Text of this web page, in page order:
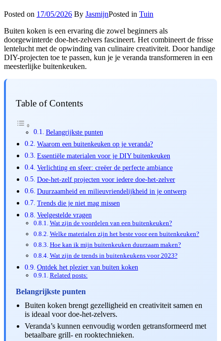
Posted on 17/05/2026 By JasmijnPosted in Tuin
Buiten koken is een ervaring die zowel beginners als
doorgewinterde doe-het-zelvers fascineert. Het combineert de frisse
lentelucht met de opwinding van culinaire creativiteit. Door handige
DIY-projecten toe te passen, kun je je veranda transformeren in een
meesterlijke buitenkeuken.
Table of Contents
Belangrijkste punten
Waarom een buitenkeuken op je veranda?
Essentiële materialen voor je DIY buitenkeuken
Verlichting en sfeer: creëer de perfecte ambiance
Doe-het-zelf projecten voor iedere doe-het-zelver
Duurzaamheid en milieuvriendelijkheid in je ontwerp
Trends die je niet mag missen
Veelgestelde vragen
Wat zijn de voordelen van een buitenkeuken?
Welke materialen zijn het beste voor een buitenkeuken?
Hoe kan ik mijn buitenkeuken duurzaam maken?
Wat zijn de trends in buitenkeukens voor 2023?
Ontdek het plezier van buiten koken
Related posts:
Belangrijkste punten
Buiten koken brengt gezelligheid en creativiteit samen en
is ideaal voor doe-het-zelvers.
Veranda’s kunnen eenvoudig worden getransformeerd met
betaalbare grill- en rooktechnieken.